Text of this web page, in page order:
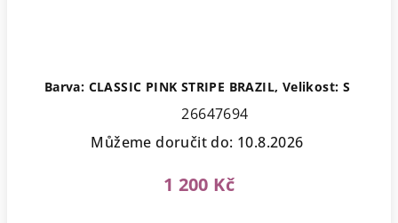
Barva: CLASSIC PINK STRIPE BRAZIL, Velikost: S
26647694
Můžeme doručit do: 10.8.2026
1 200 Kč